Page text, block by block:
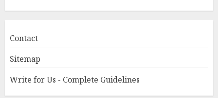
Contact
Sitemap
Write for Us - Complete Guidelines